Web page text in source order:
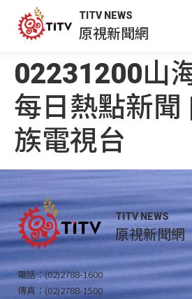
TITV NEWS
原視新聞網
02231200山
每日熱點新聞
族電視台
TITV NEWS
原視新聞網
電話：(02)2788-1600
傳真：(02)2788-1500